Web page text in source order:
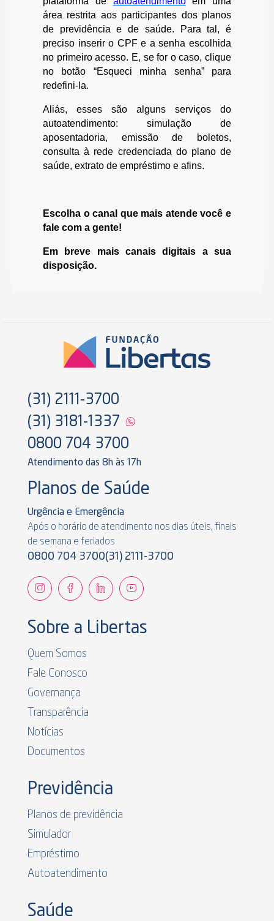
área restrita aos participantes dos planos
de previdência e de saúde. Para tal, é
preciso inserir o CPF e a senha escolhida
no primeiro acesso. E, se for o caso, clique
no botão “Esqueci minha senha” para
redefini-la.
Aliás, esses são alguns serviços do
autoatendimento: simulação de
aposentadoria, emissão de boletos,
consulta à rede credenciada do plano de
saúde, extrato de empréstimo e afins.
Escolha o canal que mais atende você e
fale com a gente!
Em breve mais canais digitais a sua
disposição.
(31) 2111-3700
(31) 3181-1337
0800 704 3700
Atendimento das 8h às 17h
Planos de Saúde
Urgência e Emergência
Após o horário de atendimento nos dias úteis, finais
de semana e feriados
0800 704 3700(31) 2111-3700
Sobre a Libertas
Quem Somos
Fale Conosco
Governança
Transparência
Notícias
Documentos
Previdência
Planos de previdência
Simulador
Empréstimo
Autoatendimento
Saúde